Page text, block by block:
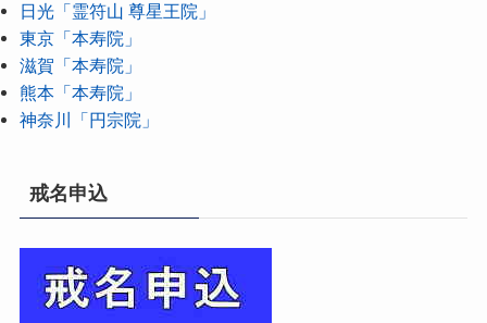
日光「霊符山 尊星王院」
東京「本寿院」
滋賀「本寿院」
熊本「本寿院」
神奈川「円宗院」
戒名申込